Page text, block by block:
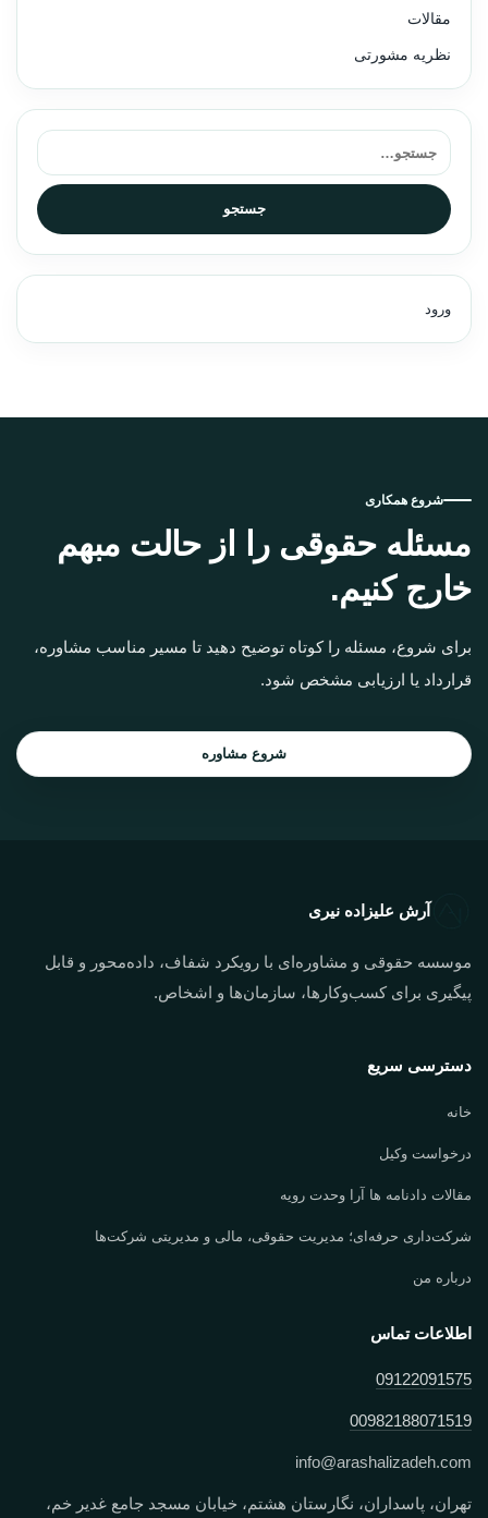
مقالات
نظریه مشورتی
جستجو برای:
جستجو
ورود
شروع همکاری
مسئله حقوقی را از حالت مبهم
خارج کنیم.
برای شروع، مسئله را کوتاه توضیح دهید تا مسیر مناسب مشاوره،
قرارداد یا ارزیابی مشخص شود.
شروع مشاوره
آرش علیزاده نیری
موسسه حقوقی و مشاوره‌ای با رویکرد شفاف، داده‌محور و قابل
پیگیری برای کسب‌وکارها، سازمان‌ها و اشخاص.
دسترسی سریع
خانه
درخواست وکیل
مقالات دادنامه ها آرا وحدت رویه
شرکت‌داری حرفه‌ای؛ مدیریت حقوقی، مالی و مدیریتی شرکت‌ها
درباره من
اطلاعات تماس
09122091575
00982188071519
info@arashalizadeh.com
تهران، پاسداران، نگارستان هشتم، خیابان مسجد جامع غدیر خم،